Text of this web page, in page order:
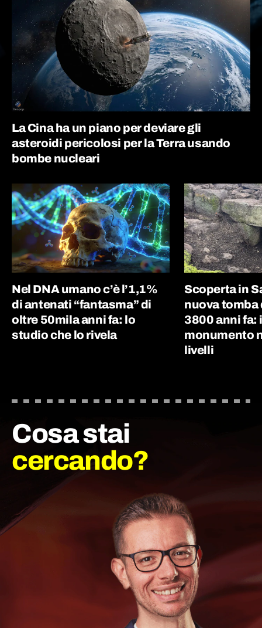
La Cina ha un piano per deviare gli
asteroidi pericolosi per la Terra usando
bombe nucleari
Nel DNA umano c’è l’1,1%
di antenati “fantasma” di
oltre 50mila anni fa: lo
studio che lo rivela
Scoperta in
nuova tomba
3800 anni fa:
monumento
livelli
Cosa stai
cercando?